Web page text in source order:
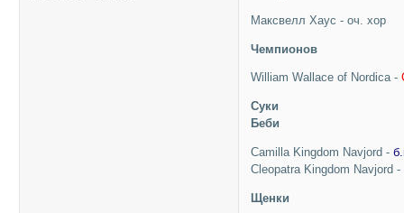
Максвелл Хаус - оч. хор
Чемпионов
William Wallace of Nordica -
Суки
Беби
Camilla Kingdom Navjord -
Cleopatra Kingdom Navjord -
Щенки